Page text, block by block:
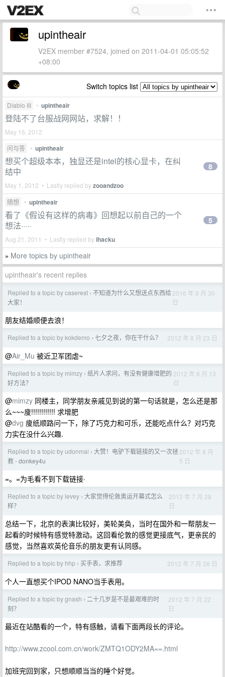
upintheair
V2EX member #7524, joined on 2011-04-01 05:05:52
+08:00
Switch topics list
Diablo III • upintheair
登陆不了台服战网网站，求解！！
May 16, 2012
问与答
• upintheair
想买个超级本本，独显还是intel的核心显卡，在纠
结中
May 1, 2012 • Lastly replied byzooandzoo
8
随想 • upintheair
看了《假设有这样的病毒》回想起以前自己的一个
想法·····
Aug 21, 2011 • Lastly replied byihacku
5
» More topics by upintheair
upintheair's recent replies
Replied to a topic by caserest › 不知道为什么又想送点东西给
大家！
2016 年 9 月 30
日
朋友结婚顺便去浪！
Replied to a topic by kokdemo › 七夕之夜，你在干什么？ 2012 年 8 月 23 日
@Air_Mu 被近卫军团虐~
Replied to a topic by mimzy › 纸片人求问，有没有健康增肥的
好方法？
2012 年 8 月 13
日
@mimzy 同楼主，同学朋友亲戚见到说的第一句话就是，怎么还是那
么~~~廋!!!!!!!!!!!! 求增肥
@dvg 廋纸顺路问一下，除了巧克力和可乐，还能吃点什么？对巧克
力实在没什么兴趣.
Replied to a topic by udonmai › 大赞！电驴下载链接的又一次拯
救 - donkey4u
2012 年 8 月
5 日
=。=为毛看不到下载链接·
Replied to a topic by levey › 大家觉得伦敦奥运开幕式怎么
样？
2012 年 7 月 28
日
总结一下，北京的表演比较好，美轮美奂，当时在国外和一帮朋友一
起看的时候特有感觉特激动。这回看伦敦的感觉更接底气，更亲民的
感觉，当然喜欢英伦音乐的朋友更有认同感。
Replied to a topic by hhp › 买手表，求推荐 2012 年 7 月 26 日
个人一直想买个IPOD NANO当手表用。
Replied to a topic by gnash › 二十几岁是不是最艰难的时
刻？
2012 年 7 月 22
日
最近在站酷看的一个，特有感触，请看下面两段长的评论。
http://www.zcool.com.cn/work/ZMTQ1ODY2MA==.html
加班完回到家，只想顺顺当当的睡个好觉。